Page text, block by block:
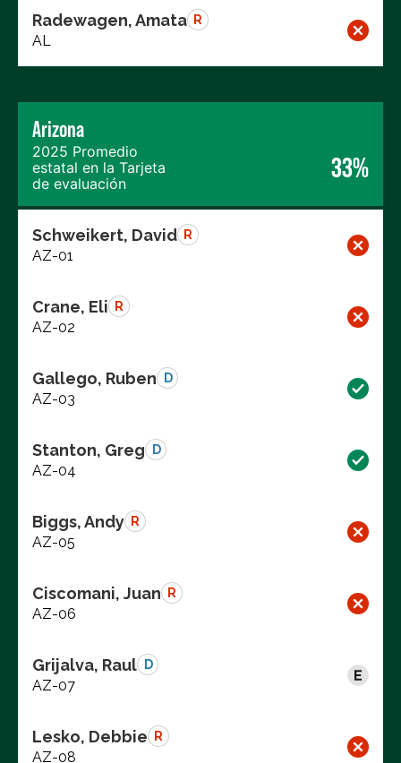
Radewagen, Amata R
AL
Arizona
2025 Promedio
estatal en la Tarjeta
de evaluación
33%
Schweikert, David R
AZ-01
Crane, Eli R
AZ-02
Gallego, Ruben D
AZ-03
Stanton, Greg D
AZ-04
Biggs, Andy R
AZ-05
Ciscomani, Juan R
AZ-06
Grijalva, Raul D
AZ-07
Lesko, Debbie R
AZ-08